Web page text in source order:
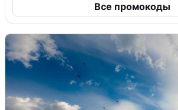
Все промокоды